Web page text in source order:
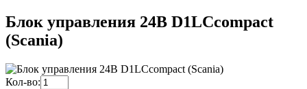
Блок управления 24В D1LCcompact
(Scania)
Кол-во: